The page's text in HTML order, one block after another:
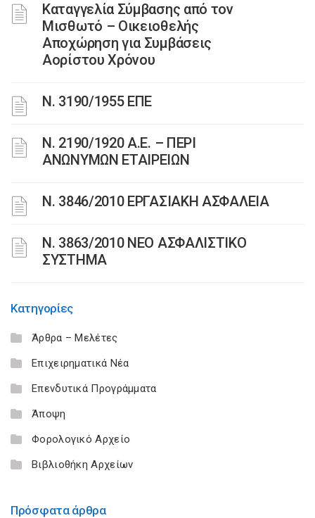
Καταγγελία Σύμβασης από τον
Μισθωτό – Οικειοθελής
Αποχώρηση για Συμβάσεις
Αορίστου Χρόνου
Ν. 3190/1955 ΕΠΕ
Ν. 2190/1920 Α.Ε. – ΠΕΡΙ
ΑΝΩΝΥΜΩΝ ΕΤΑΙΡΕΙΩΝ
Ν. 3846/2010 ΕΡΓΑΣΙΑΚΗ ΑΣΦΑΛΕΙΑ
N. 3863/2010 ΝΕΟ ΑΣΦΑΛΙΣΤΙΚΟ
ΣΥΣΤΗΜΑ
Κατηγορίες
Άρθρα – Μελέτες
Επιχειρηματικά Νέα
Επενδυτικά Προγράμματα
Άποψη
Φορολογικό Αρχείο
Βιβλιοθήκη Αρχείων
Πρόσφατα άρθρα